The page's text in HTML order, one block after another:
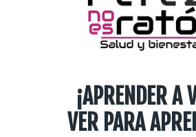
¡APRENDER A
VER PARA